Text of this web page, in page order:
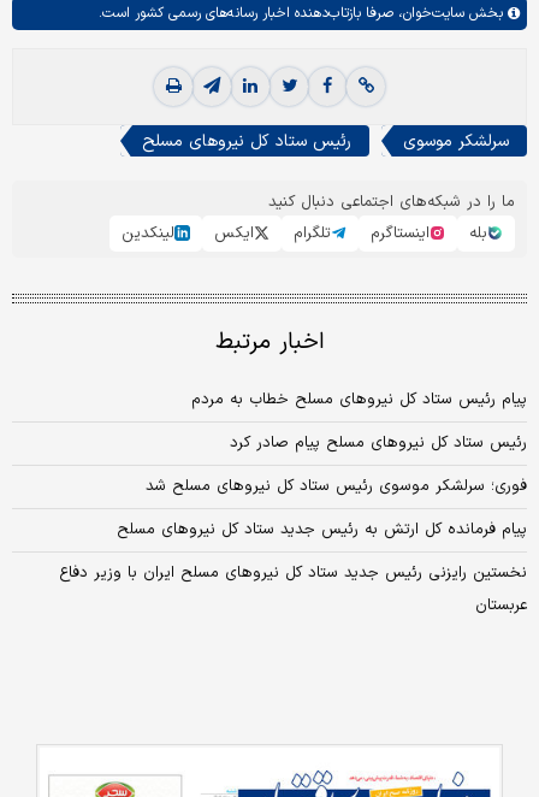
بخش سایت‌خوان، صرفا بازتاب‌دهنده اخبار رسانه‌های رسمی کشور است.
سرلشکر موسوی رئیس ستاد کل نیروهای مسلح
ما را در شبکه‌های اجتماعی دنبال کنید
بله
اینستاگرم تلگرام ایکس لینکدین
اخبار مرتبط
پیام رئیس ستاد کل نیروهای مسلح خطاب به مردم
رئیس ستاد کل نیروهای مسلح پیام صادر کرد
فوری؛ سرلشکر موسوی رئیس ستاد کل نیروهای مسلح شد
پیام فرمانده کل ارتش به رئیس جدید ستاد کل نیروهای مسلح
نخستین رایزنی رئیس جدید ستاد کل نیروهای مسلح ایران با وزیر دفاع
عربستان